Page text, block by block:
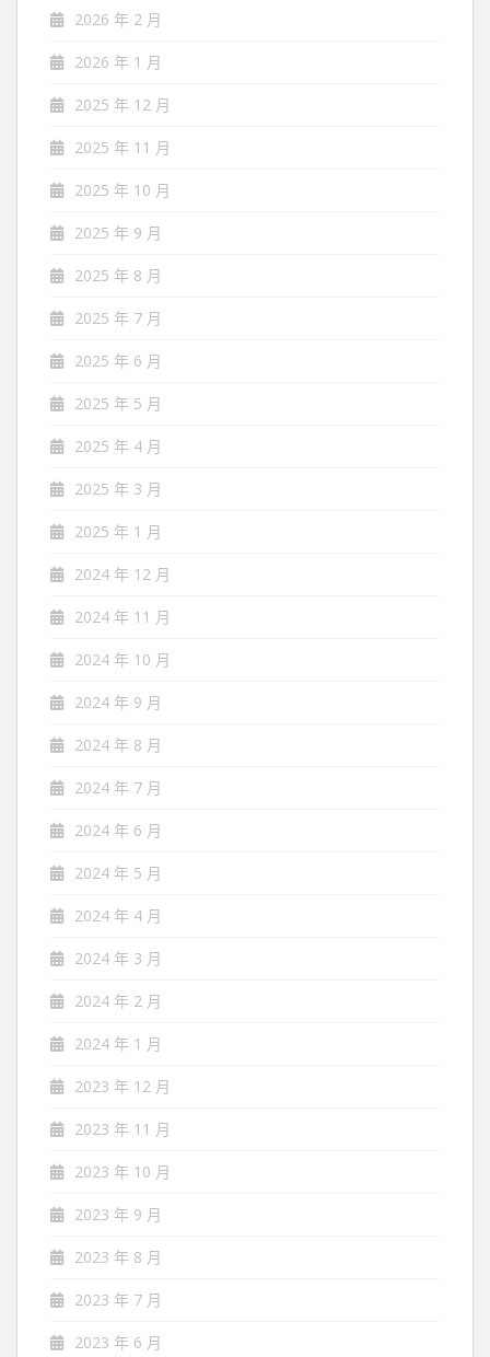
2026 年 2 月
2026 年 1 月
2025 年 12 月
2025 年 11 月
2025 年 10 月
2025 年 9 月
2025 年 8 月
2025 年 7 月
2025 年 6 月
2025 年 5 月
2025 年 4 月
2025 年 3 月
2025 年 1 月
2024 年 12 月
2024 年 11 月
2024 年 10 月
2024 年 9 月
2024 年 8 月
2024 年 7 月
2024 年 6 月
2024 年 5 月
2024 年 4 月
2024 年 3 月
2024 年 2 月
2024 年 1 月
2023 年 12 月
2023 年 11 月
2023 年 10 月
2023 年 9 月
2023 年 8 月
2023 年 7 月
2023 年 6 月